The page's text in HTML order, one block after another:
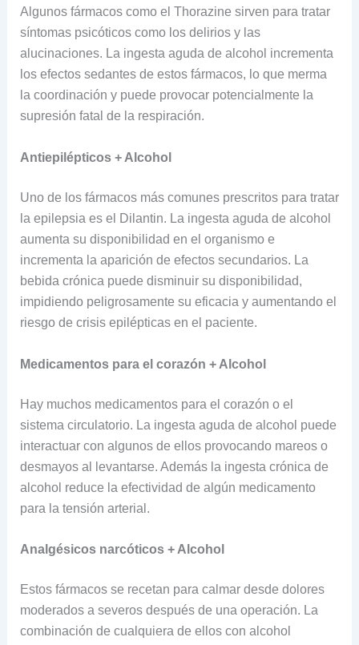
Algunos fármacos como el Thorazine sirven para tratar
síntomas psicóticos como los delirios y las
alucinaciones. La ingesta aguda de alcohol incrementa
los efectos sedantes de estos fármacos, lo que merma
la coordinación y puede provocar potencialmente la
supresión fatal de la respiración.
Antiepilépticos + Alcohol
Uno de los fármacos más comunes prescritos para tratar
la epilepsia es el Dilantin. La ingesta aguda de alcohol
aumenta su disponibilidad en el organismo e
incrementa la aparición de efectos secundarios. La
bebida crónica puede disminuir su disponibilidad,
impidiendo peligrosamente su eficacia y aumentando el
riesgo de crisis epilépticas en el paciente.
Medicamentos para el corazón + Alcohol
Hay muchos medicamentos para el corazón o el
sistema circulatorio. La ingesta aguda de alcohol puede
interactuar con algunos de ellos provocando mareos o
desmayos al levantarse. Además la ingesta crónica de
alcohol reduce la efectividad de algún medicamento
para la tensión arterial.
Analgésicos narcóticos + Alcohol
Estos fármacos se recetan para calmar desde dolores
moderados a severos después de una operación. La
combinación de cualquiera de ellos con alcohol